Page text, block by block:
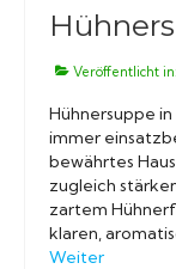
Veröffentlicht in:
Hühnersuppe
immer
bewährtes
zugleich
zartem
klaren,
Weiter